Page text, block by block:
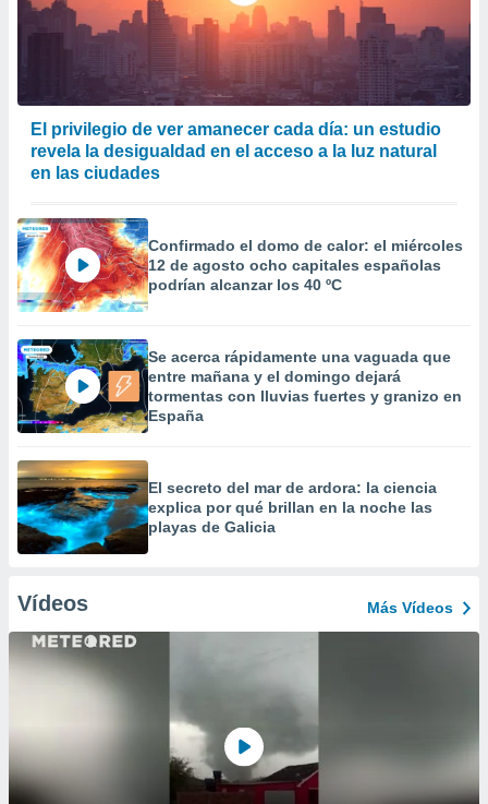
El privilegio de ver amanecer cada día: un estudio
revela la desigualdad en el acceso a la luz natural
en las ciudades
Confirmado el domo de calor: el miércoles
12 de agosto ocho capitales españolas
podrían alcanzar los 40 ºC
Se acerca rápidamente una vaguada que
entre mañana y el domingo dejará
tormentas con lluvias fuertes y granizo en
España
El secreto del mar de ardora: la ciencia
explica por qué brillan en la noche las
playas de Galicia
Vídeos Más Vídeos